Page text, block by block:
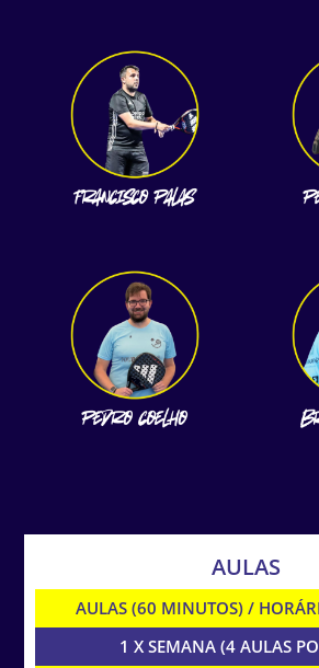
AULAS
AULAS (60 MINUTOS) /
1 X SEMANA (4 AULAS